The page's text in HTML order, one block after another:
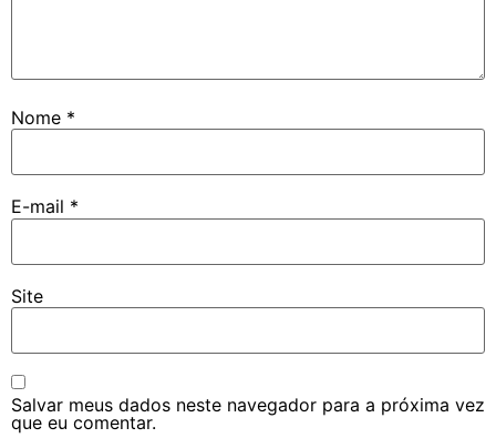
Nome *
E-mail *
Site
Salvar meus dados neste navegador para a próxima vez
que eu comentar.